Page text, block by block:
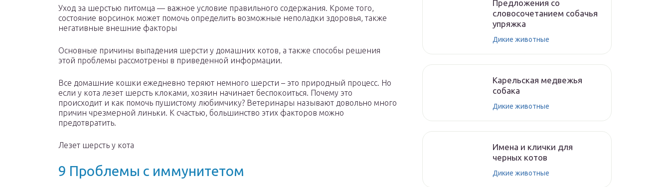
Уход за шерстью питомца — важное условие правильного содержания. Кроме того,
состояние ворсинок может помочь определить возможные неполадки здоровья, также
негативные внешние факторы
Основные причины выпадения шерсти у домашних котов, а также способы решения
этой проблемы рассмотрены в приведенной информации.
Все домашние кошки ежедневно теряют немного шерсти – это природный процесс. Но
если у кота лезет шерсть клоками, хозяин начинает беспокоиться. Почему это
происходит и как помочь пушистому любимчику? Ветеринары называют довольно много
причин чрезмерной линьки. К счастью, большинство этих факторов можно
предотвратить.
Лезет шерсть у кота
9 Проблемы с иммунитетом
Предложения со
словосочетанием собачья
упряжка
Дикие животные
Карельская медвежья
собака
Дикие животные
Имена и клички для
черных котов
Дикие животные